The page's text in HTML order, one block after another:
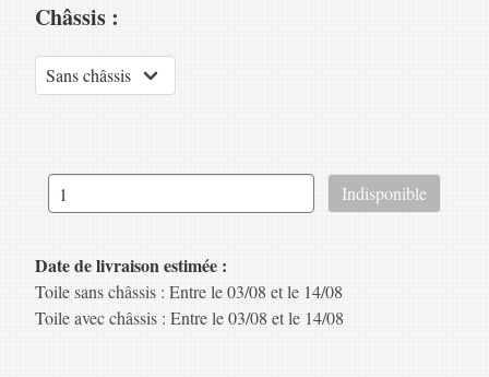
Châssis :
Date de livraison estimée :
Toile sans châssis : Entre le 03/08 et le 14/08
Toile avec châssis : Entre le 03/08 et le 14/08